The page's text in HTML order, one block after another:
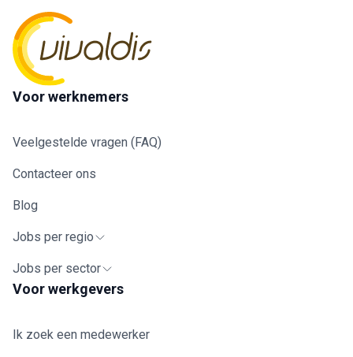
Voor werknemers
Veelgestelde vragen (FAQ)
Contacteer ons
Blog
Jobs per regio
Jobs per sector
Voor werkgevers
Ik zoek een medewerker